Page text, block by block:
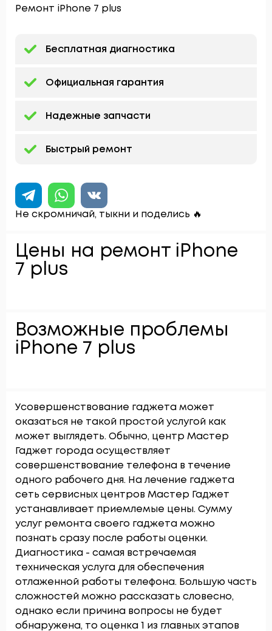
Ремонт iPhone 7 plus
Бесплатная диагностика
Официальная гарантия
Надежные запчасти
Быстрый ремонт
Не скромничай, тыкни и поделись 🔥
Цены на ремонт iPhone
7 plus
Возможные проблемы
iPhone 7 plus
Усовершенствование гаджета может
оказаться не такой простой услугой как
может выглядеть. Обычно, центр Мастер
Гаджет города осуществляет
совершенствование телефона в течение
одного рабочего дня. На лечение гаджета
сеть сервисных центров Мастер Гаджет
устанавливает приемлемые цены. Сумму
услуг ремонта своего гаджета можно
познать сразу после работы оценки.
Диагностика - самая встречаемая
техническая услуга для обеспечения
отлаженной работы телефона. Большую часть
сложностей можно рассказать словесно,
однако если причина вопросы не будет
обнаружена, то оценка 1 из главных этапов